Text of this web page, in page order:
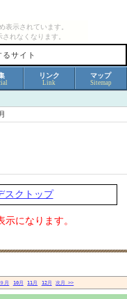
表示されています。
れなくなります。
サイト
リンク
Link
マップ
Sitemap
スクトップ
になります。
９月 10月 11月 12月 次月 >>